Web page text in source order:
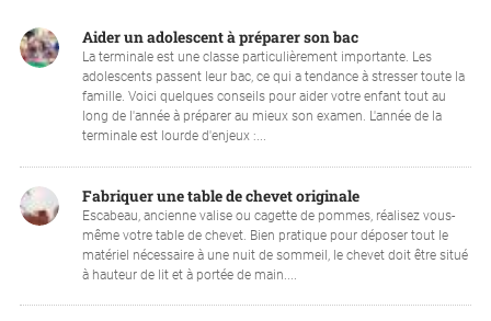
Aider un adolescent à préparer son bac
La terminale est une classe particulièrement importante. Les
adolescents passent leur bac, ce qui a tendance à stresser toute la
famille. Voici quelques conseils pour aider votre enfant tout au
long de l'année à préparer au mieux son examen. L'année de la
terminale est lourde d'enjeux :...
Fabriquer une table de chevet originale
Escabeau, ancienne valise ou cagette de pommes, réalisez vous-
même votre table de chevet. Bien pratique pour déposer tout le
matériel nécessaire à une nuit de sommeil, le chevet doit être situé
à hauteur de lit et à portée de main....